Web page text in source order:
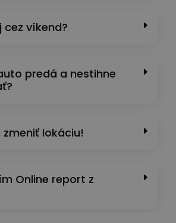
cez víkend?
predá a nestihne
lokáciu!
Online report z